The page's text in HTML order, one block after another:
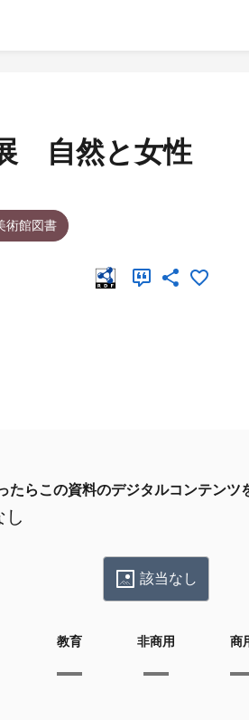
自然と女性
術館図書
たらこの資料のデジタルコンテンツ
し
該当なし
教育 非商用 商